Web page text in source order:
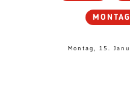
Montag, 15.